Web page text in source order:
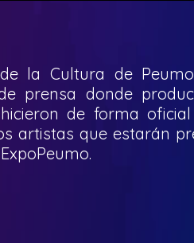
la Cultura de
prensa donde
de forma
artistas que estarán